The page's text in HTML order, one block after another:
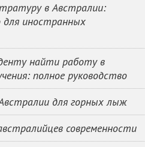
в Австралии:
для иностранных
найти работу в
полное руководство
для горных лыж
современности